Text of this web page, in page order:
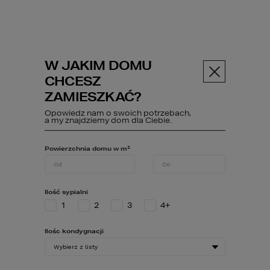
W JAKIM DOMU
CHCESZ
ZAMIESZKAĆ?
Opowiedz nam o swoich potrzebach,
a my znajdziemy dom dla Ciebie.
Powierzchnia domu w m²
Ilość sypialni
1 2 3 4+
Ilośc kondygnacji
Dodatek Projekt w pdf (część architektoniczna)
architektoniczna)
Możliwość zamówienia
zakupie pełnej dokumentacji